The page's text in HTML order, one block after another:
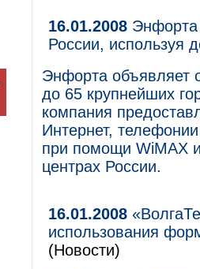
16.01.2008 Энфорта
России, используя
Энфорта объявляет
до 65 крупнейших
компания
Интернет,
при помощи WiMAX
центрах России.
16.01.2008
использования
(Новости)